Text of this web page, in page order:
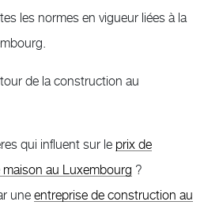
les normes en vigueur liées à la
de la construction au
qui influent sur le prix de
au Luxembourg ?
une entreprise de construction au